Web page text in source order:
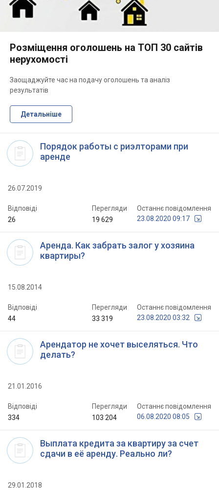
Порядок работы с риэлторами при
аренде
26.07.2019
Відповіді
26
Перегляди
19 629
Останнє повідомлення
23.08.2020 09:17
Аренда. Как забрать залог у хозяина
квартиры?
15.08.2014
Відповіді
44
Перегляди
33 319
Останнє повідомлення
23.08.2020 03:32
Арендатор не хочет выселяться. Что
делать?
21.01.2016
Відповіді
334
Перегляди
103 204
Останнє повідомлення
06.08.2020 08:05
Выплата кредита за квартиру за счет
сдачи в её аренду. Реально ли?
29.01.2018
Розміщення оголошень на ТОП 30 сайтів
нерухомості
Заощаджуйте час на подачу оголошень та аналіз
результатів
Детальніше